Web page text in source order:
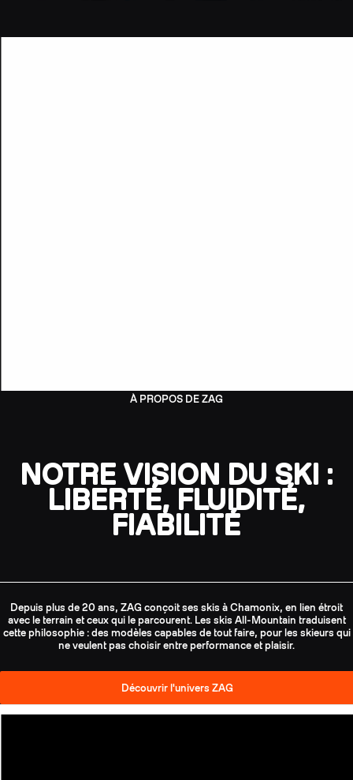
À PROPOS DE ZAG
NOTRE VISION DU SKI :
LIBERTÉ, FLUIDITÉ,
FIABILITÉ
Depuis plus de 20 ans, ZAG conçoit ses skis à Chamonix, en lien étroit
avec le terrain et ceux qui le parcourent. Les skis All-Mountain traduisent
cette philosophie : des modèles capables de tout faire, pour les skieurs qui
ne veulent pas choisir entre performance et plaisir.
Découvrir l'univers ZAG